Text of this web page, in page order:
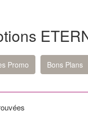
Promo Bons Plans